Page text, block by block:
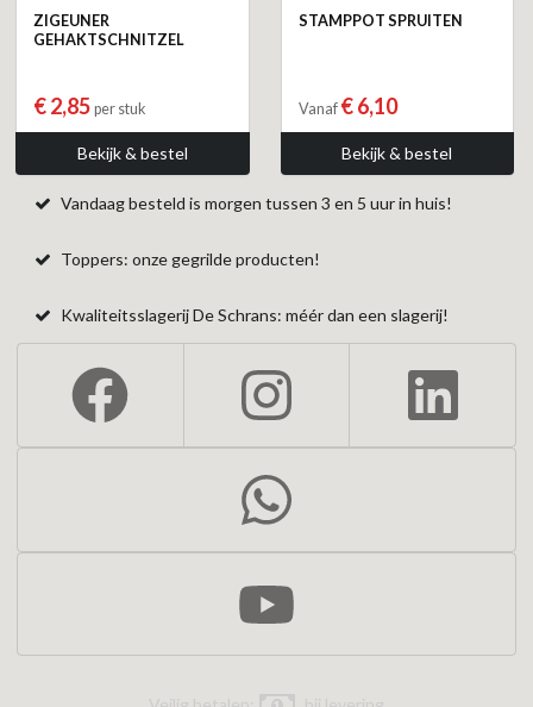
ZIGEUNER
GEHAKTSCHNITZEL
€ 2,85 per stuk
Bekijk & bestel
STAMPPOT SPRUITEN
Vanaf € 6,10
Bekijk & bestel
Vandaag besteld is morgen tussen 3 en 5 uur in huis!
Toppers: onze gegrilde producten!
Kwaliteitsslagerij De Schrans: méér dan een slagerij!